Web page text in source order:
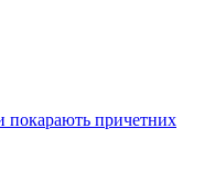
покарають причетних